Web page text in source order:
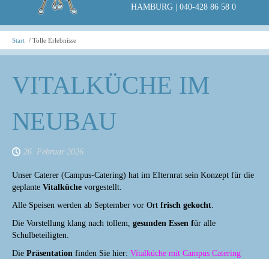
HAMBURG | 040-428 86 58 0
Start Tolle Erlebnisse
VITALKÜCHE IM
NEUBAU
26. Februar 2026
Unser Caterer (Campus-Catering) hat im Elternrat sein Konzept für die
geplante Vitalküche vorgestellt.
Alle Speisen werden ab September vor Ort frisch gekocht.
Die Vorstellung klang nach tollem, gesunden Essen für alle
Schulbeteiligten.
Die Präsentation finden Sie hier: Vitalküche mit Campus Catering